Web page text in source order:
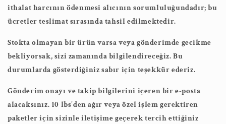
ithalat harcının ödenmesi alıcının sorumluluğundadır; bu
ücretler teslimat sırasında tahsil edilmektedir.
Stokta olmayan bir ürün varsa veya gönderimde gecikme
bekliyorsak, sizi zamanında bilgilendireceğiz. Bu
durumlarda gösterdiğiniz sabır için teşekkür ederiz.
Gönderim onayı ve takip bilgilerini içeren bir e-posta
alacaksınız. 10 lbs'den ağır veya özel işlem gerektiren
paketler için sizinle iletişime geçerek tercih ettiğiniz